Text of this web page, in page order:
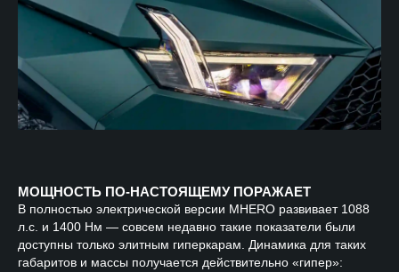
МОЩНОСТЬ ПО-НАСТОЯЩЕМУ ПОРАЖАЕТ
В полностью электрической версии MHERO развивает 1088
л.с. и 1400 Нм — совсем недавно такие показатели были
доступны только элитным гиперкарам. Динамика для таких
габаритов и массы получается действительно «гипер»: